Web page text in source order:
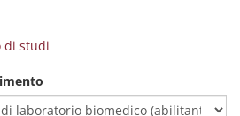
di studi